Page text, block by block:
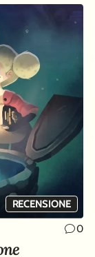
RECENSIONE
0